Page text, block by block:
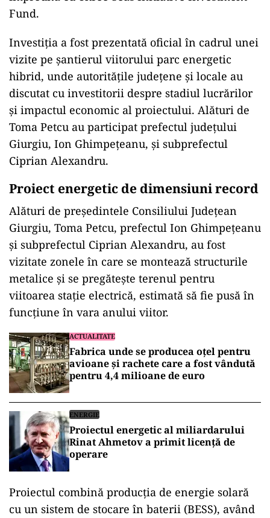
Fund.
Investiția a fost prezentată oficial în cadrul unei
vizite pe șantierul viitorului parc energetic
hibrid, unde autoritățile județene și locale au
discutat cu investitorii despre stadiul lucrărilor
și impactul economic al proiectului. Alături de
Toma Petcu au participat prefectul județului
Giurgiu, Ion Ghimpețeanu, și subprefectul
Ciprian Alexandru.
Proiect energetic de dimensiuni record
Alături de președintele Consiliului Județean
Giurgiu, Toma Petcu, prefectul Ion Ghimpețeanu
și subprefectul Ciprian Alexandru, au fost
vizitate zonele în care se montează structurile
metalice și se pregătește terenul pentru
viitoarea stație electrică, estimată să fie pusă în
funcțiune în vara anului viitor.
ACTUALITATE
Fabrica unde se producea oțel pentru
avioane și rachete care a fost vândută
pentru 4,4 milioane de euro
ENERGIE
Proiectul energetic al miliardarului
Rinat Ahmetov a primit licență de
operare
Proiectul combină producția de energie solară
cu un sistem de stocare în baterii (BESS), având